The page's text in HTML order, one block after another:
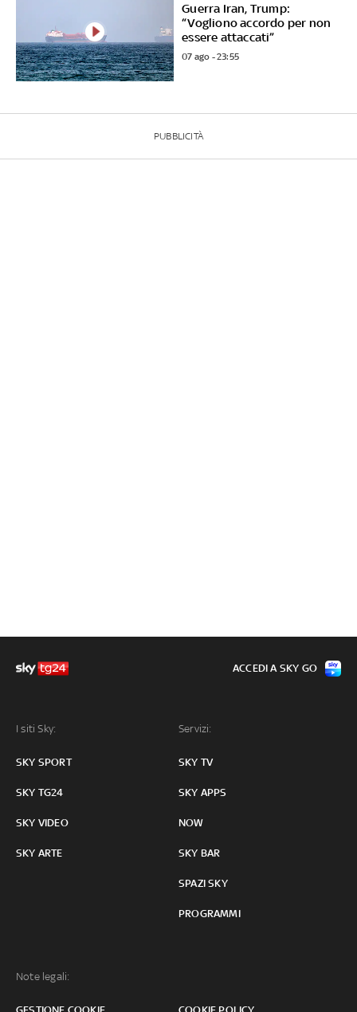
Guerra Iran, Trump:
“Vogliono accordo per non
essere attaccati”
07 ago - 23:55
PUBBLICITÀ
I siti Sky:
SKY SPORT
SKY TG24
SKY VIDEO
SKY ARTE
Servizi:
SKY TV
SKY APPS
NOW
SKY BAR
SPAZI SKY
PROGRAMMI
Note legali:
ACCEDI A SKY GO